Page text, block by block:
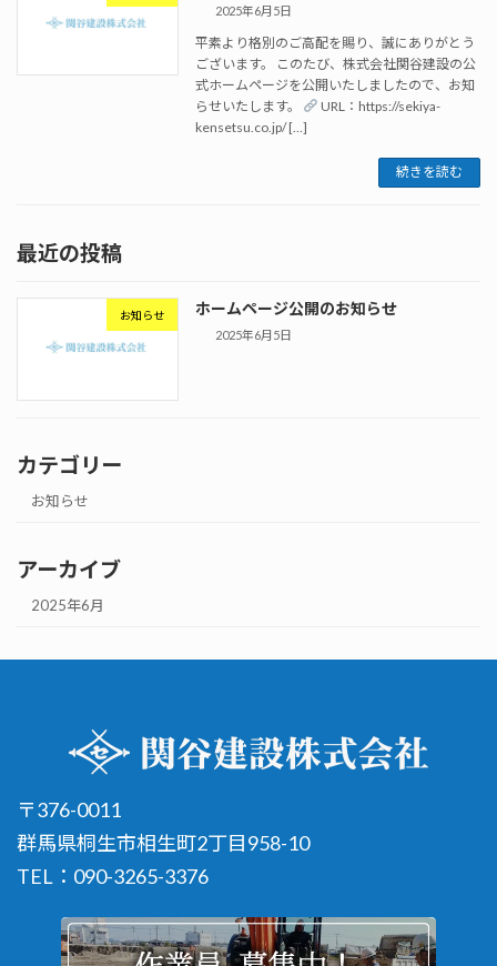
2025年6月5日
平素より格別のご高配を賜り、誠にありがとう
ございます。 このたび、株式会社関谷建設の公
式ホームページを公開いたしましたので、お知
らせいたします。
URL：https://sekiya-
kensetsu.co.jp/ […]
続きを読む
最近の投稿
お知らせ ホームページ公開のお知らせ
2025年6月5日
カテゴリー
お知らせ
アーカイブ
2025年6月
〒376-0011
群馬県桐生市相生町2丁目958-10
TEL：090-3265-3376